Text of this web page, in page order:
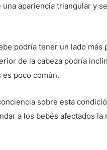
apariencia triangular y
podría tener un lado más
de la cabeza podría
poco común.
sobre esta
a los bebés afectados